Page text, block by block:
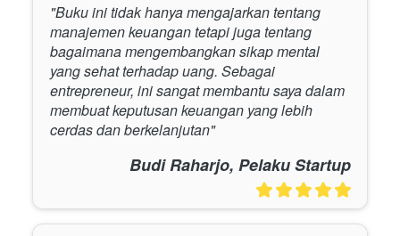
"Buku ini tidak hanya mengajarkan tentang
manajemen keuangan tetapi juga tentang
bagaimana mengembangkan sikap mental
yang sehat terhadap uang. Sebagai
entrepreneur, ini sangat membantu saya dalam
membuat keputusan keuangan yang lebih
cerdas dan berkelanjutan"
Budi Raharjo, Pelaku Startup